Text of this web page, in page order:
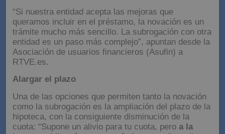
“Si nuestra entidad acepta las mejoras que
queramos incluir en el préstamo, la novación es un
trámite mucho más sencillo. La subrogación con otra
entidad es un paso más complejo”, apuntan desde la
Asociación de usuarios financieros (Asufin) a
RTVE.es.
Alargar el plazo
Una de las opciones que permiten tanto la novación
como la subrogación es la ampliación del plazo de la
hipoteca, con la consiguiente disminución de la
cuota: “Supone un alivio para tu cuota, pero a la